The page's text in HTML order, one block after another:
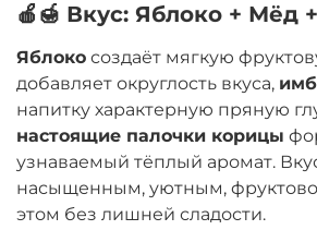
🍎🍯 Вкус: Яблоко + Мёд
Яблоко создаёт мягкую
добавляет округлость вкуса,
напитку характерную пряную
настоящие палочки корицы
узнаваемый тёплый аромат.
насыщенным, уютным,
этом без лишней сладости.